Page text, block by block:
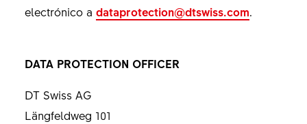
electrónico a dataprotection@dtswiss.com.
DATA PROTECTION OFFICER
DT Swiss AG
Längfeldweg 101